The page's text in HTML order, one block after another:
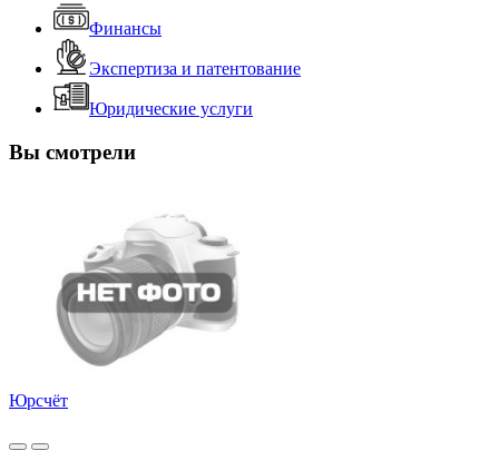
Финансы
Экспертиза и патентование
Юридические услуги
Вы смотрели
Юрсчёт